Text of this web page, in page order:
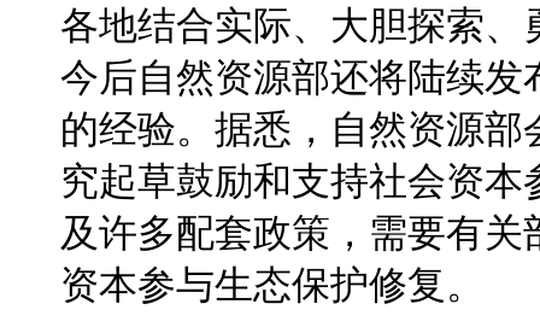
各地结合实际、大胆探索
今后自然资源部还将陆续
的经验。据悉，自然资源
究起草鼓励和支持社会资
及许多配套政策，需要有
资本参与生态保护修复。